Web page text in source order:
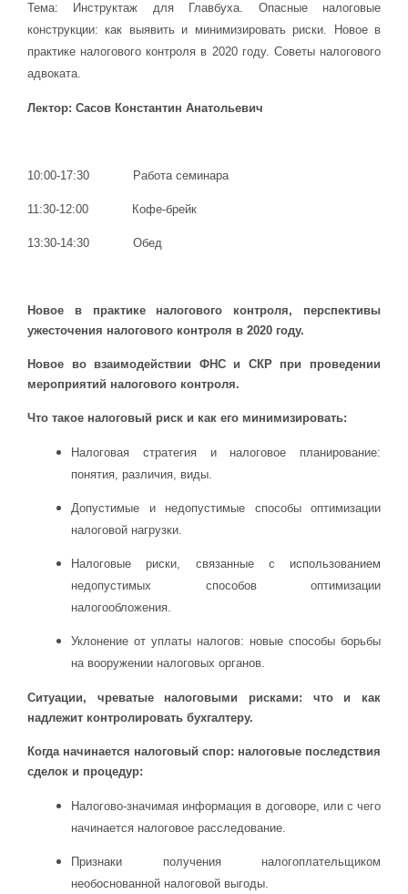
Тема: Инструктаж для Главбуха. Опасные налоговые
конструкции: как выявить и минимизировать риски. Новое в
практике налогового контроля в 2020 году. Советы налогового
адвоката.
Лектор: Сасов Константин Анатольевич
10:00-17:30 Работа семинара
11:30-12:00 Кофе-брейк
13:30-14:30 Обед
Новое в практике налогового контроля, перспективы
ужесточения налогового контроля в 2020 году.
Новое во взаимодействии ФНС и СКР при проведении
мероприятий налогового контроля.
Что такое налоговый риск и как его минимизировать:
Налоговая стратегия и налоговое планирование:
понятия, различия, виды.
Допустимые и недопустимые способы оптимизации
налоговой нагрузки.
Налоговые риски, связанные с использованием
недопустимых способов оптимизации
налогообложения.
Уклонение от уплаты налогов: новые способы борьбы
на вооружении налоговых органов.
Ситуации, чреватые налоговыми рисками: что и как
надлежит контролировать бухгалтеру.
Когда начинается налоговый спор: налоговые последствия
сделок и процедур:
Налогово-значимая информация в договоре, или с чего
начинается налоговое расследование.
Признаки получения налогоплательщиком
необоснованной налоговой выгоды.